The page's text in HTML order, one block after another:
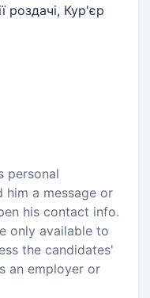
роздачі, Кур'єр
personal
him a message or
his contact info.
only available to
the candidates'
an employer or